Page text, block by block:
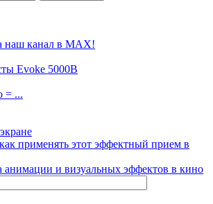
наш канал в MAX!
Evoke 5000B
= ...
применять этот эффектный прием в
и визуальных эффектов в кино